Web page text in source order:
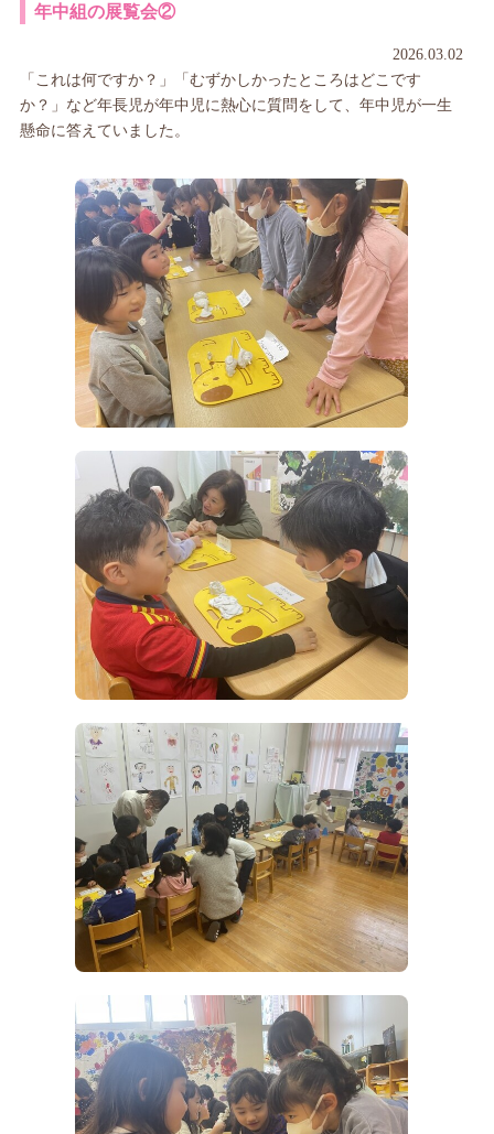
年中組の展覧会②
2026.03.02
「これは何ですか？」「むずかしかったところはどこです
か？」など年長児が年中児に熱心に質問をして、年中児が一生
懸命に答えていました。